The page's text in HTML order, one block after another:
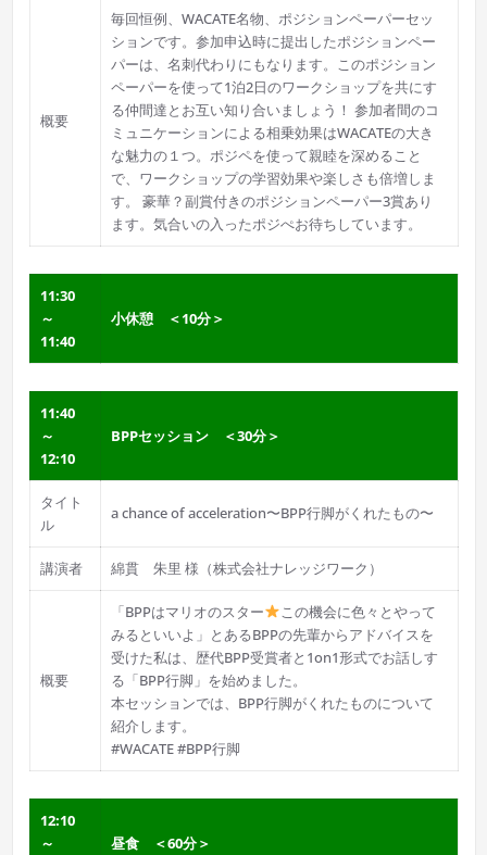
概要
毎回恒例、WACATE名物、ポジションペーパーセッ
ションです。参加申込時に提出したポジションペー
パーは、名刺代わりにもなります。このポジション
ペーパーを使って1泊2日のワークショップを共にす
る仲間達とお互い知り合いましょう！ 参加者間のコ
ミュニケーションによる相乗効果はWACATEの大き
な魅力の１つ。ポジペを使って親睦を深めること
で、ワークショップの学習効果や楽しさも倍増しま
す。 豪華？副賞付きのポジションペーパー3賞あり
ます。気合いの入ったポジぺお待ちしています。
11:30
～
11:40
小休憩 ＜10分＞
11:40
～
12:10
BPPセッション ＜30分＞
タイト
ル
a chance of acceleration〜BPP行脚がくれたもの〜
講演者 綿貫 朱里 様（株式会社ナレッジワーク）
概要
「BPPはマリオのスター
この機会に色々とやって
みるといいよ」とあるBPPの先輩からアドバイスを
受けた私は、歴代BPP受賞者と1on1形式でお話しす
る「BPP行脚」を始めました。
本セッションでは、BPP行脚がくれたものについて
紹介します。
#WACATE #BPP行脚
12:10
～
昼食 ＜60分＞